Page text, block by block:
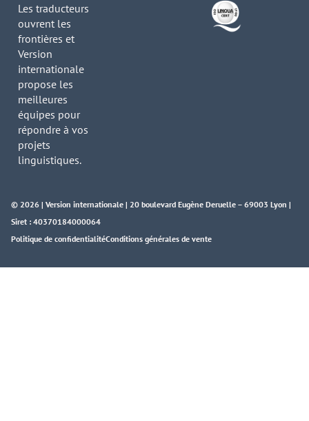
Les traducteurs
ouvrent les
frontières et
Version
internationale
propose les
meilleures
équipes pour
répondre à vos
projets
linguistiques.
© 2026 | Version internationale | 20 boulevard Eugène Deruelle – 69003 Lyon |
Siret : 40370184000064
Politique de confidentialitéConditions générales de vente